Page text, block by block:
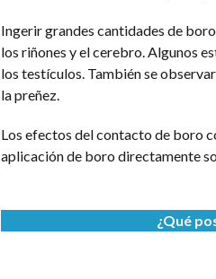
Ingerir grandes cantidades de
los riñones y el cerebro. Algunos
los testículos. También se
la preñez.
Los efectos del contacto de boro
aplicación de boro directamente
¿Qué